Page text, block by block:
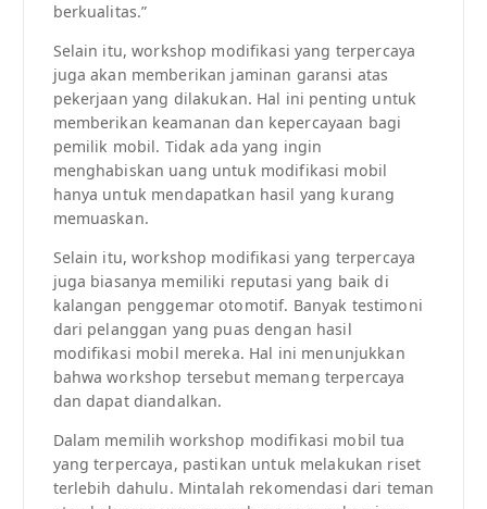
berkualitas.”
Selain itu, workshop modifikasi yang terpercaya
juga akan memberikan jaminan garansi atas
pekerjaan yang dilakukan. Hal ini penting untuk
memberikan keamanan dan kepercayaan bagi
pemilik mobil. Tidak ada yang ingin
menghabiskan uang untuk modifikasi mobil
hanya untuk mendapatkan hasil yang kurang
memuaskan.
Selain itu, workshop modifikasi yang terpercaya
juga biasanya memiliki reputasi yang baik di
kalangan penggemar otomotif. Banyak testimoni
dari pelanggan yang puas dengan hasil
modifikasi mobil mereka. Hal ini menunjukkan
bahwa workshop tersebut memang terpercaya
dan dapat diandalkan.
Dalam memilih workshop modifikasi mobil tua
yang terpercaya, pastikan untuk melakukan riset
terlebih dahulu. Mintalah rekomendasi dari teman